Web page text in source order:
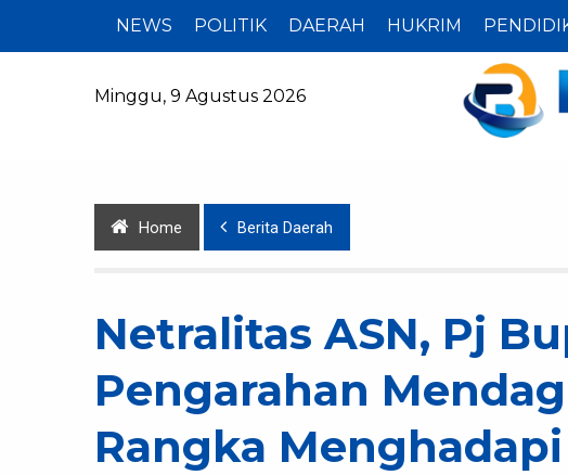
NEWS POLITIK DAERAH HUKRIM
Minggu, 9 Agustus 2026
Home Berita Daerah
Netralitas ASN, Pj
Pengarahan
Rangka